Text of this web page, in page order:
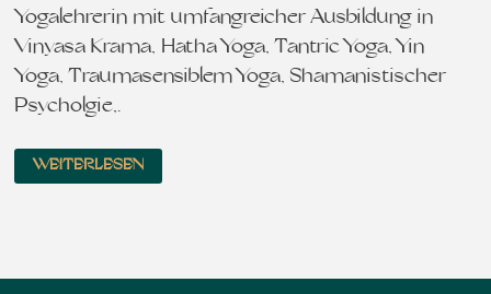
Yogalehrerin mit umfangreicher Ausbildung in
Vinyasa Krama, Hatha Yoga, Tantric Yoga, Yin
Yoga, Traumasensiblem Yoga, Shamanistischer
Psycholgie,…
WEITERLESEN